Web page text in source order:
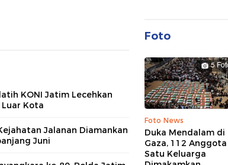
KONI Jatim Lecehkan
Kota
Jalanan Diamankan
Juni
Foto
5
Foto News
Duka Mendalam di
Gaza, 112 Anggota
Satu Keluarga